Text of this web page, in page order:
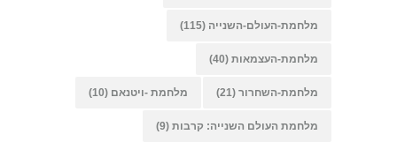
מלחמת-העולם-השנייה (115)
מלחמת-העצמאות (40)
מלחמת-השחרור (21) מלחמת -ויטנאם (10)
מלחמת העולם השנייה: קרבות (9)